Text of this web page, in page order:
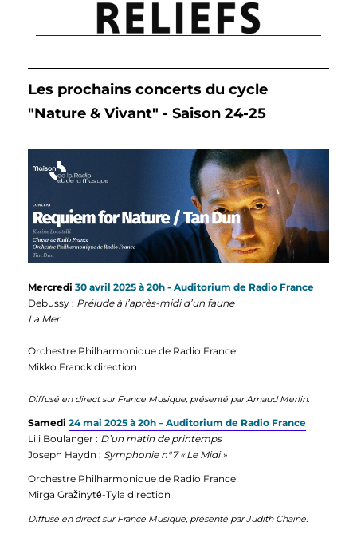
Les prochains concerts du cycle
"Nature & Vivant" - Saison 24-25
Mercredi 30 avril 2025 à 20h - Auditorium de Radio France
Debussy : Prélude à l’après-midi d’un faune
La Mer
Orchestre Philharmonique de Radio France
Mikko Franck direction
Diffusé en direct sur France Musique, présenté par Arnaud Merlin.
Samedi 24 mai 2025 à 20h – Auditorium de Radio France
Lili Boulanger : D’un matin de printemps
Joseph Haydn : Symphonie n°7 « Le Midi »
Orchestre Philharmonique de Radio France
Mirga Gražinytė-Tyla direction
Diffusé en direct sur France Musique, présenté par Judith Chaine.